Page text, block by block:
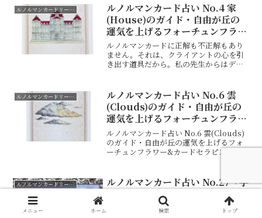
ルノルマンカードリーディング
ルノルマンカード占い No.4 家
(House)のガイド・自由が丘の
運気を上げるフォーチュンフラワ
ー&カードセラピスト
ルノルマンカードに正解も不正解もあり
ません。それは、クライアントの心を引
き出す道具だから。私の先生からはデッ
ら⇦・・・・・その発想を豊にしていた
だくためにカードの説明を...
ルノルマンカードリーディング
ルノルマンカード占い No.6 雲
(Clouds)のガイド・自由が丘の
運気を上げるフォーチュンフラワ
ー&カードセラピスト
ルノルマンカード占い No.6 雲(Clouds)
のガイド・自由が丘の運気を上げるフォ
ーチュンフラワー&カードセラピスト動
クライアントの心を引き出す道具だか
ら。私の先生...
ルノルマンカードリーディング
ルノルマンカード占い No.27「手
紙（Letter）」相手の気持ちが
届くサイン？自由が丘の運気を上
メニュー ホーム 検索 トップ